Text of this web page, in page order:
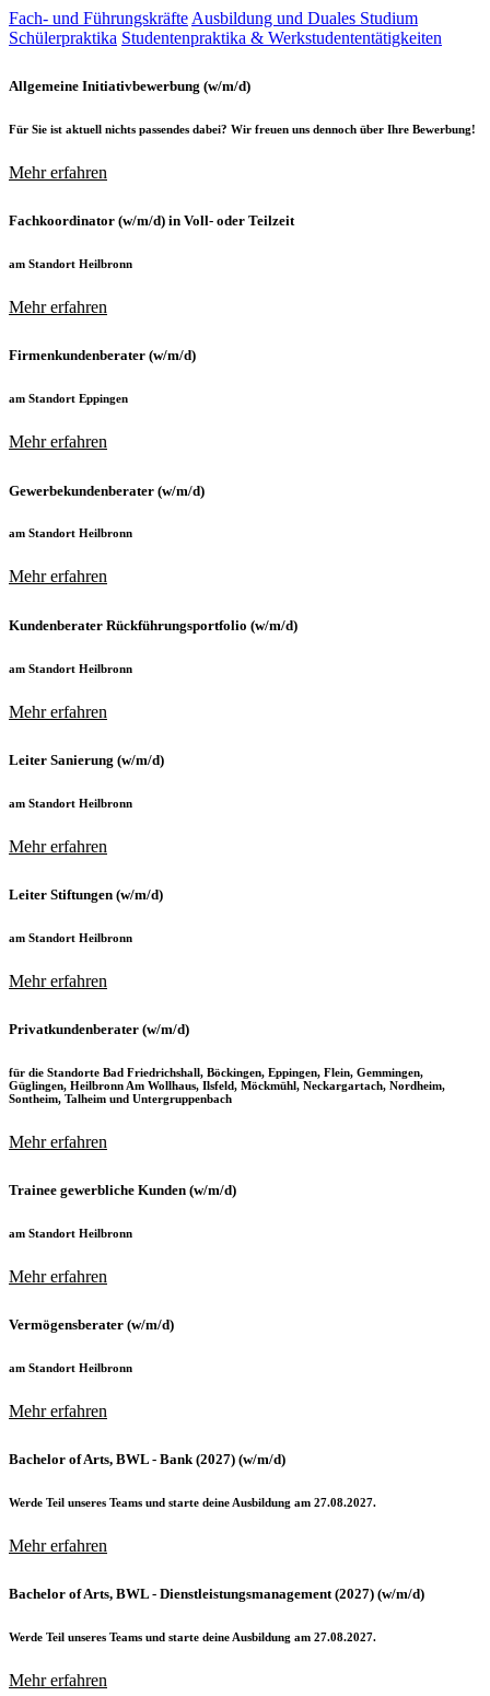
Fach- und Führungskräfte Ausbildung und Duales Studium
Schülerpraktika Studentenpraktika & Werkstudententätigkeiten
Allgemeine Initiativbewerbung (w/m/d)
Für Sie ist aktuell nichts passendes dabei? Wir freuen uns dennoch über Ihre Bewerbung!
Mehr erfahren
Fachkoordinator (w/m/d) in Voll- oder Teilzeit
am Standort Heilbronn
Mehr erfahren
Firmenkundenberater (w/m/d)
am Standort Eppingen
Mehr erfahren
Gewerbekundenberater (w/m/d)
am Standort Heilbronn
Mehr erfahren
Kundenberater Rückführungsportfolio (w/m/d)
am Standort Heilbronn
Mehr erfahren
Leiter Sanierung (w/m/d)
am Standort Heilbronn
Mehr erfahren
Leiter Stiftungen (w/m/d)
am Standort Heilbronn
Mehr erfahren
Privatkundenberater (w/m/d)
für die Standorte Bad Friedrichshall, Böckingen, Eppingen, Flein, Gemmingen,
Güglingen, Heilbronn Am Wollhaus, Ilsfeld, Möckmühl, Neckargartach, Nordheim,
Sontheim, Talheim und Untergruppenbach
Mehr erfahren
Trainee gewerbliche Kunden (w/m/d)
am Standort Heilbronn
Mehr erfahren
Vermögensberater (w/m/d)
am Standort Heilbronn
Mehr erfahren
Bachelor of Arts, BWL - Bank (2027) (w/m/d)
Werde Teil unseres Teams und starte deine Ausbildung am 27.08.2027.
Mehr erfahren
Bachelor of Arts, BWL - Dienstleistungsmanagement (2027) (w/m/d)
Werde Teil unseres Teams und starte deine Ausbildung am 27.08.2027.
Mehr erfahren